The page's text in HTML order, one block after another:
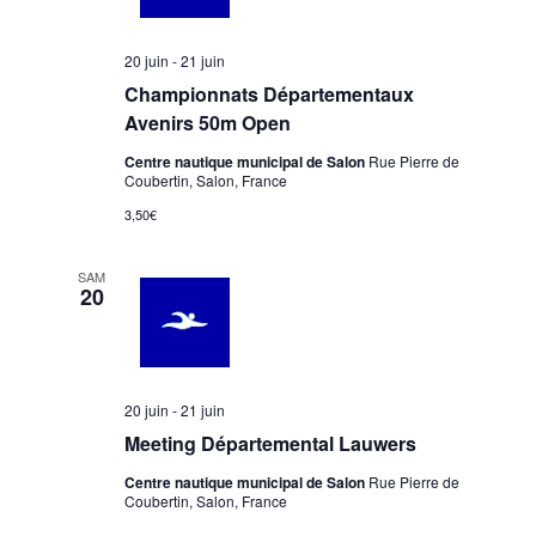
Championnats Départementaux
Avenirs 50m Open
20 juin -21 juin
Centre nautique municipal de Salon Rue Pierre de
Coubertin, Salon, France
3,50€
SAM
20
Meeting Départemental Lauwers
20 juin -21 juin
Centre nautique municipal de Salon Rue Pierre de
Coubertin, Salon, France